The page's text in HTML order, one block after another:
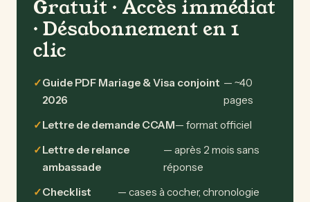
Gratuit · Accès immédiat
· Désabonnement en 1
clic
Guide PDF Mariage & Visa conjoint
2026
— ~40
pages
Lettre de demande CCAM— format officiel
Lettre de relance
ambassade
— après 2 mois sans
réponse
Checklist
— cases à cocher, chronologie